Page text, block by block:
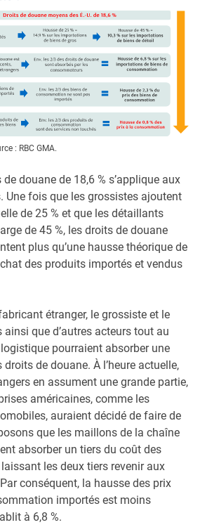
: RBC GMA.
douane de 18,6 % s’applique aux
Une fois que les grossistes ajoutent
de 25 % et que les détaillants
de 45 %, les droits de douane
plus qu’une hausse théorique de
des produits importés et vendus
étranger, le grossiste et le
que d’autres acteurs tout au
pourraient absorber une
de douane. À l’heure actuelle,
en assument une grande partie,
américaines, comme les
auraient décidé de faire de
que les maillons de la chaîne
absorber un tiers du coût des
les deux tiers revenir aux
conséquent, la hausse des prix
importés est moins
à 6,8 %.